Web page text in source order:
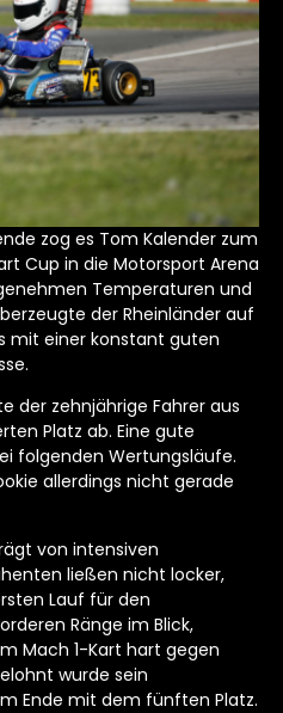
zog es Tom Kalender zum
Cup in die Motorsport Arena
Temperaturen und
der Rheinländer auf
mit einer konstant guten
der zehnjährige Fahrer aus
Platz ab. Eine gute
folgenden Wertungsläufe.
allerdings nicht gerade
von intensiven
ließen nicht locker,
Lauf für den
Ränge im Blick,
Mach 1-Kart hart gegen
wurde sein
Ende mit dem fünften Platz.